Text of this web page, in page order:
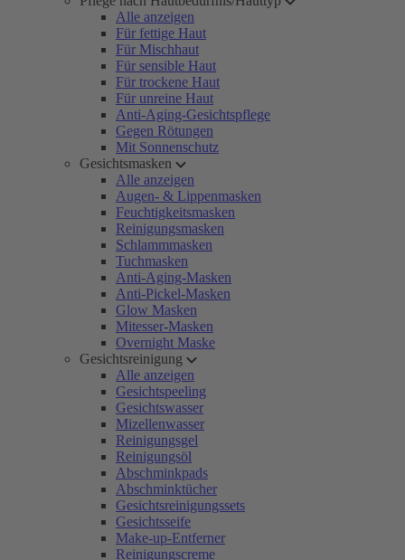
Alle anzeigen
Für fettige Haut
Für Mischhaut
Für sensible Haut
Für trockene Haut
Für unreine Haut
Anti-Aging-Gesichtspflege
Gegen Rötungen
Mit Sonnenschutz
Gesichtsmasken
Alle anzeigen
Augen- & Lippenmasken
Feuchtigkeitsmasken
Reinigungsmasken
Schlammmasken
Tuchmasken
Anti-Aging-Masken
Anti-Pickel-Masken
Glow Masken
Mitesser-Masken
Overnight Maske
Gesichtsreinigung
Alle anzeigen
Gesichtspeeling
Gesichtswasser
Mizellenwasser
Reinigungsgel
Reinigungsöl
Abschminkpads
Abschminktücher
Gesichtsreinigungssets
Gesichtsseife
Make-up-Entferner
Reinigungscreme